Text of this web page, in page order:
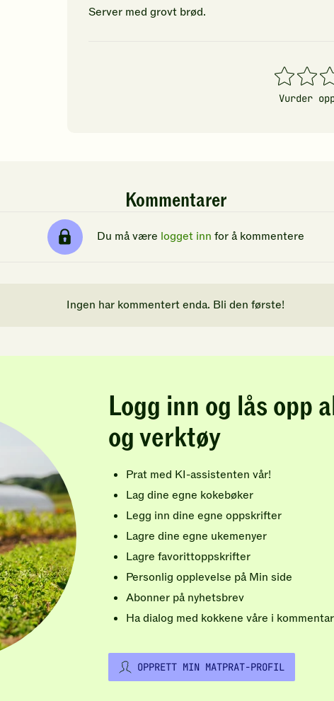
Server med grovt brød.
1
stjerner
2
stjerner
3
Vurder
Kommentarer
Du må være logget inn for å kommentere
Ingen har kommentert enda. Bli den første!
Logg inn og lås opp
og verktøy
Prat med KI-assistenten vår!
Lag dine egne kokebøker
Legg inn dine egne oppskrifter
Lagre dine egne ukemenyer
Lagre favorittoppskrifter
Personlig opplevelse på Min side
Abonner på nyhetsbrev
Ha dialog med kokkene våre i
OPPRETT MIN MATPRAT-PROFIL